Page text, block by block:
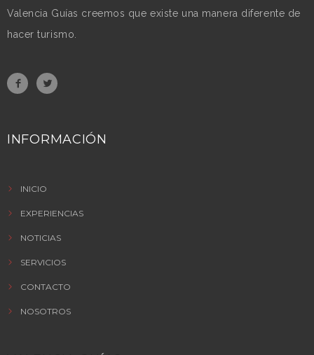
Valencia Guías creemos que existe una manera diferente de
hacer turismo.
INFORMACIÓN
INICIO
EXPERIENCIAS
NOTICIAS
SERVICIOS
CONTACTO
NOSOTROS